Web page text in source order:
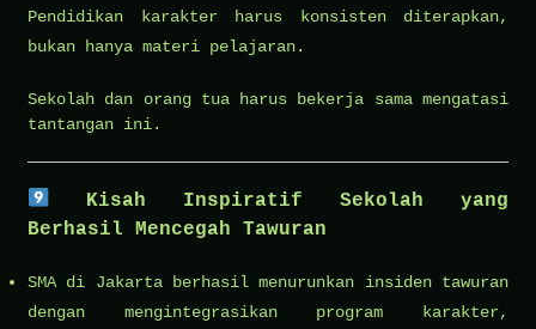
Pendidikan karakter harus konsisten diterapkan,
bukan hanya materi pelajaran.
Sekolah dan orang tua harus bekerja sama mengatasi
tantangan ini.
Kisah Inspiratif Sekolah yang
Berhasil Mencegah Tawuran
SMA di Jakarta berhasil menurunkan insiden tawuran
dengan mengintegrasikan program karakter,